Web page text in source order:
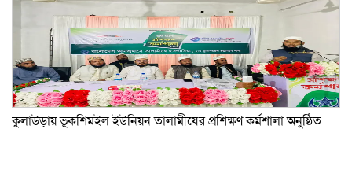
কুলাউড়ায় ভূকশিমইল ইউনিয়ন তালামীযের প্রশিক্ষণ কর্মশালা অনুষ্ঠিত